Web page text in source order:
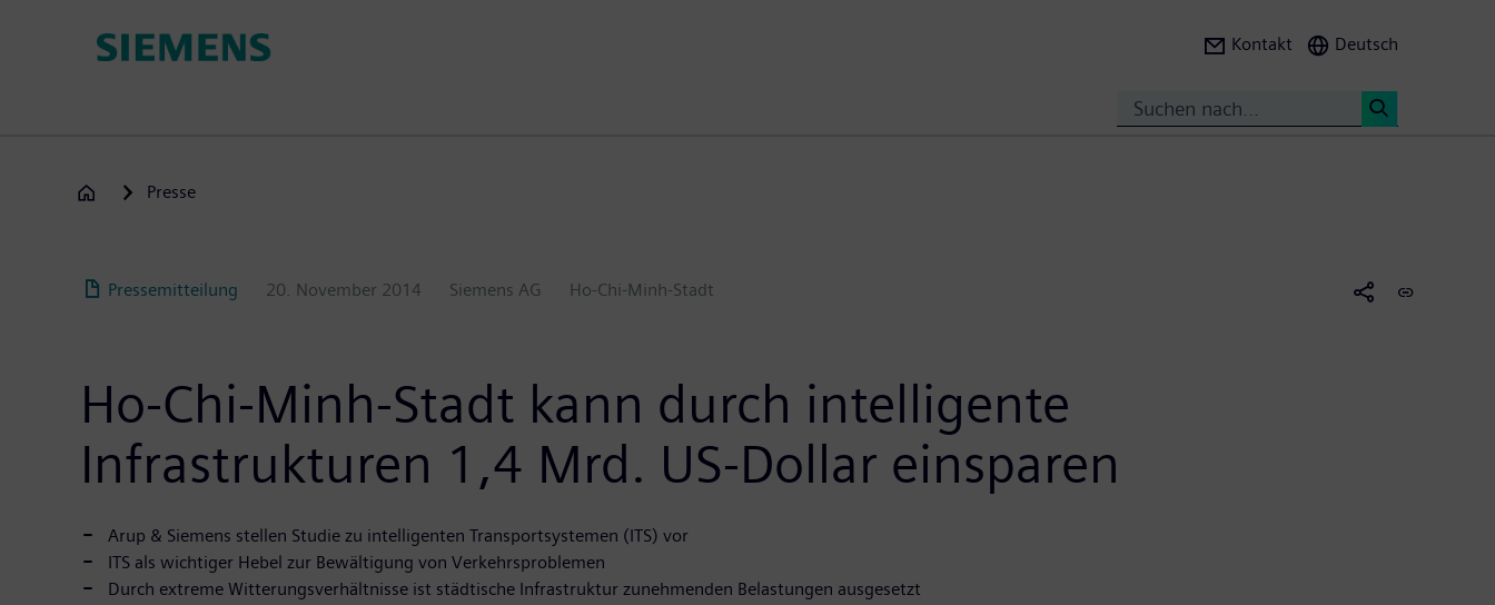
Kontakt Deutsch
Presse
Pressemitteilung 20. November 2014 Siemens AG Ho-Chi-Minh-Stadt
Ho-Chi-Minh-Stadt kann durch intelligente
Infrastrukturen 1,4 Mrd. US-Dollar einsparen
Arup & Siemens stellen Studie zu intelligenten Transportsystemen (ITS) vor
ITS als wichtiger Hebel zur Bewältigung von Verkehrsproblemen
Durch extreme Witterungsverhältnisse ist städtische Infrastruktur zunehmenden Belastungen ausgesetzt